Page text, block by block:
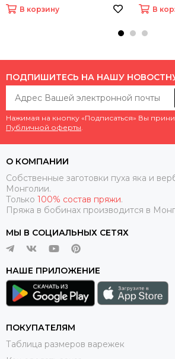
В корзину В
ПОДПИШИТЕСЬ НА НАШУ
Нажимая на кнопку «Подписаться» Вы
Публичной оферты
О КОМПАНИИ
Собственные заготовки пуха яка и
Монголии.
Только 100% состав пряжи.
Пряжа в бобинах производится в
МЫ В СОЦИАЛЬНЫХ СЕТЯХ
НАШЕ ПРИЛОЖЕНИЕ
ПОКУПАТЕЛЯМ
Таблица размеров варежек